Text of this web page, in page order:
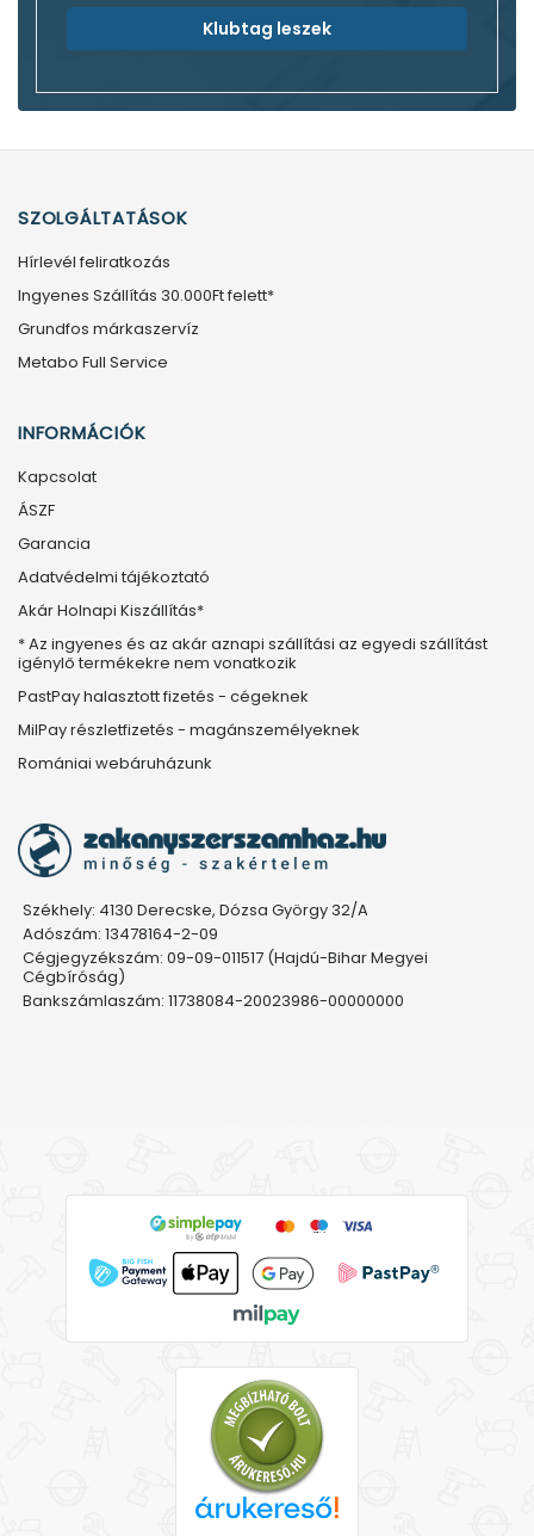
Klubtag leszek
SZOLGÁLTATÁSOK
Hírlevél feliratkozás
Ingyenes Szállítás 30.000Ft felett*
Grundfos márkaszervíz
Metabo Full Service
INFORMÁCIÓK
Kapcsolat
ÁSZF
Garancia
Adatvédelmi tájékoztató
Akár Holnapi Kiszállítás*
* Az ingyenes és az akár aznapi szállítási az egyedi szállítást
igénylő termékekre nem vonatkozik
PastPay halasztott fizetés - cégeknek
MilPay részletfizetés - magánszemélyeknek
Romániai webáruházunk
Székhely: 4130 Derecske, Dózsa György 32/A
Adószám: 13478164-2-09
Cégjegyzékszám: 09-09-011517 (Hajdú-Bihar Megyei
Cégbíróság)
Bankszámlaszám: 11738084-20023986-00000000